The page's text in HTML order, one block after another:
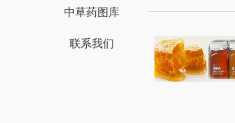
中草药图库
联系我们